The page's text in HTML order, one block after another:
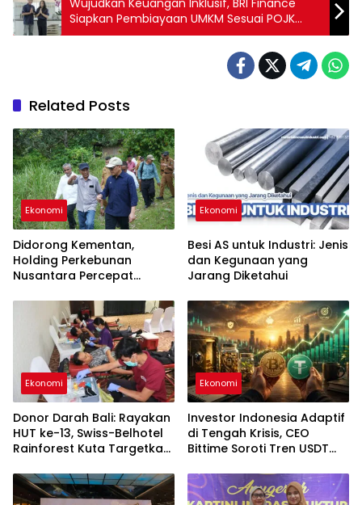
Siapkan Pembiayaan UMKM Sesuai POJK
19/2025
Related Posts
Ekonomi
Didorong Kementan,
Holding Perkebunan
Nusantara Percepat
Ekonomi
Besi AS untuk Industri: Jenis
dan Kegunaan yang
Jarang Diketahui
Ekonomi
Donor Darah Bali: Rayakan
HUT ke-13, Swiss-Belhotel
Rainforest Kuta Targetkan
Selamatkan Nyawa
Ekonomi
Investor Indonesia Adaptif
di Tengah Krisis, CEO
Bittime Soroti Tren USDT